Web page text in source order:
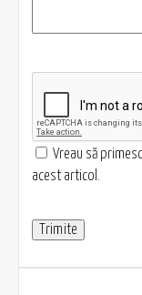
Vreau să
acest articol.